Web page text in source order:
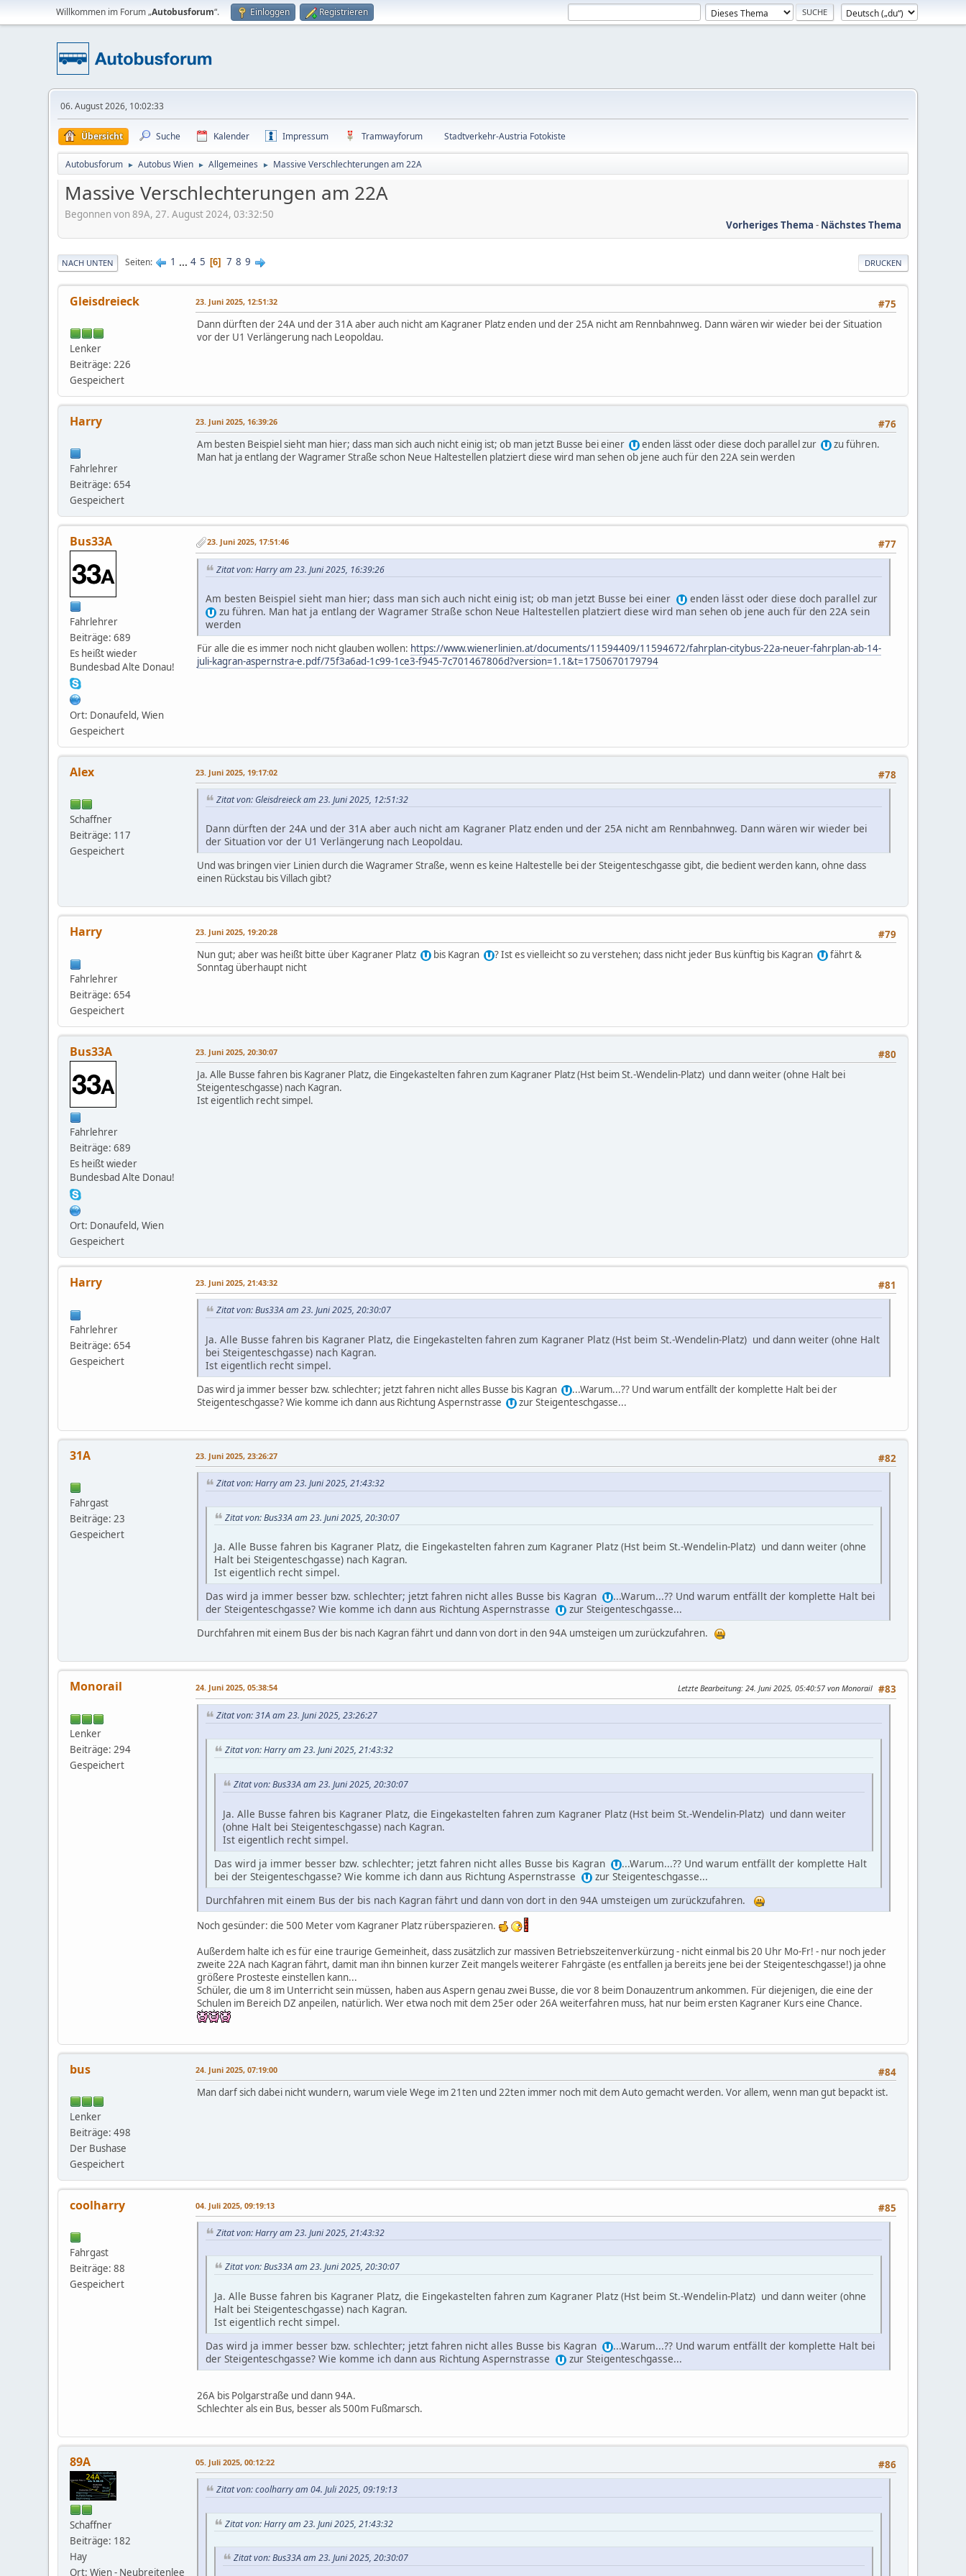
Willkommen im Forum „Autobusforum“. Einloggen Registrieren
06. August 2026, 10:02:33
Übersicht Suche Kalender Impressum Tramwayforum Stadtverkehr-Austria Fotokiste
Autobusforum ► Autobus Wien ► Allgemeines ► Massive Verschlechterungen am 22A
Massive Verschlechterungen am 22A
Begonnen von 89A, 27. August 2024, 03:32:50
Vorheriges Thema - Nächstes Thema
DRUCKEN
NACH UNTEN Seiten 1 ... 4 5 6 7 8 9
Gleisdreieck
Lenker
Beiträge: 226
Gespeichert
#75
23. Juni 2025, 12:51:32
Dann dürften der 24A und der 31A aber auch nicht am Kagraner Platz enden und der 25A nicht am Rennbahnweg. Dann wären wir wieder bei der Situation
vor der U1 Verlängerung nach Leopoldau.
Harry
Fahrlehrer
Beiträge: 654
Gespeichert
#76
23. Juni 2025, 16:39:26
Am besten Beispiel sieht man hier; dass man sich auch nicht einig ist; ob man jetzt Busse bei einer enden lässt oder diese doch parallel zur
zu führen.
Man hat ja entlang der Wagramer Straße schon Neue Haltestellen platziert diese wird man sehen ob jene auch für den 22A sein werden
Bus33A
Fahrlehrer
Beiträge: 689
Es heißt wieder
Bundesbad Alte Donau!
Ort: Donaufeld, Wien
Gespeichert
#77
23. Juni 2025, 17:51:46
Zitat von: Harry am 23. Juni 2025, 16:39:26
Am besten Beispiel sieht man hier; dass man sich auch nicht einig ist; ob man jetzt Busse bei einer
enden lässt oder diese doch parallel zur
zu führen. Man hat ja entlang der Wagramer Straße schon Neue Haltestellen platziert diese wird man sehen ob jene auch für den 22A sein
werden
Für alle die es immer noch nicht glauben wollen: https://www.wienerlinien.at/documents/11594409/11594672/fahrplan-citybus-22a-neuer-fahrplan-ab-14-
juli-kagran-aspernstra-e.pdf/75f3a6ad-1c99-1ce3-f945-7c701467806d?version=1.1&t=1750670179794
Alex
Schaffner
Beiträge: 117
Gespeichert
#78
23. Juni 2025, 19:17:02
Zitat von: Gleisdreieck am 23. Juni 2025, 12:51:32
Dann dürften der 24A und der 31A aber auch nicht am Kagraner Platz enden und der 25A nicht am Rennbahnweg. Dann wären wir wieder bei
der Situation vor der U1 Verlängerung nach Leopoldau.
Und was bringen vier Linien durch die Wagramer Straße, wenn es keine Haltestelle bei der Steigenteschgasse gibt, die bedient werden kann, ohne dass
einen Rückstau bis Villach gibt?
Harry
Fahrlehrer
Beiträge: 654
Gespeichert
#79
23. Juni 2025, 19:20:28
Nun gut; aber was heißt bitte über Kagraner Platz bis Kagran ? Ist es vielleicht so zu verstehen; dass nicht jeder Bus künftig bis Kagran
fährt &
Sonntag überhaupt nicht
Bus33A
Fahrlehrer
Beiträge: 689
Es heißt wieder
Bundesbad Alte Donau!
Ort: Donaufeld, Wien
Gespeichert
#80
23. Juni 2025, 20:30:07
Ja. Alle Busse fahren bis Kagraner Platz, die Eingekastelten fahren zum Kagraner Platz (Hst beim St.-Wendelin-Platz) und dann weiter (ohne Halt bei
Steigenteschgasse) nach Kagran.
Ist eigentlich recht simpel.
Harry
Fahrlehrer
Beiträge: 654
Gespeichert
#81
23. Juni 2025, 21:43:32
Zitat von: Bus33A am 23. Juni 2025, 20:30:07
Ja. Alle Busse fahren bis Kagraner Platz, die Eingekastelten fahren zum Kagraner Platz (Hst beim St.-Wendelin-Platz) und dann weiter (ohne Halt
bei Steigenteschgasse) nach Kagran.
Ist eigentlich recht simpel.
Das wird ja immer besser bzw. schlechter; jetzt fahren nicht alles Busse bis Kagran
...Warum...?? Und warum entfällt der komplette Halt bei der
Steigenteschgasse? Wie komme ich dann aus Richtung Aspernstrasse
zur Steigenteschgasse...
31A
Fahrgast
Beiträge: 23
Gespeichert
#82
23. Juni 2025, 23:26:27
Zitat von: Harry am 23. Juni 2025, 21:43:32
Zitat von: Bus33A am 23. Juni 2025, 20:30:07
Ja. Alle Busse fahren bis Kagraner Platz, die Eingekastelten fahren zum Kagraner Platz (Hst beim St.-Wendelin-Platz) und dann weiter (ohne
Halt bei Steigenteschgasse) nach Kagran.
Ist eigentlich recht simpel.
Das wird ja immer besser bzw. schlechter; jetzt fahren nicht alles Busse bis Kagran
...Warum...?? Und warum entfällt der komplette Halt bei
der Steigenteschgasse? Wie komme ich dann aus Richtung Aspernstrasse
zur Steigenteschgasse...
Durchfahren mit einem Bus der bis nach Kagran fährt und dann von dort in den 94A umsteigen um zurückzufahren.
Monorail
Lenker
Beiträge: 294
Gespeichert
#83
24. Juni 2025, 05:38:54 Letzte Bearbeitung: 24. Juni 2025, 05:40:57 von Monorail
Zitat von: 31A am 23. Juni 2025, 23:26:27
Zitat von: Harry am 23. Juni 2025, 21:43:32
Zitat von: Bus33A am 23. Juni 2025, 20:30:07
Ja. Alle Busse fahren bis Kagraner Platz, die Eingekastelten fahren zum Kagraner Platz (Hst beim St.-Wendelin-Platz) und dann weiter
(ohne Halt bei Steigenteschgasse) nach Kagran.
Ist eigentlich recht simpel.
Das wird ja immer besser bzw. schlechter; jetzt fahren nicht alles Busse bis Kagran
...Warum...?? Und warum entfällt der komplette Halt
bei der Steigenteschgasse? Wie komme ich dann aus Richtung Aspernstrasse
zur Steigenteschgasse...
Durchfahren mit einem Bus der bis nach Kagran fährt und dann von dort in den 94A umsteigen um zurückzufahren.
Noch gesünder: die 500 Meter vom Kagraner Platz rüberspazieren.
Außerdem halte ich es für eine traurige Gemeinheit, dass zusätzlich zur massiven Betriebszeitenverkürzung - nicht einmal bis 20 Uhr Mo-Fr! - nur noch jeder
zweite 22A nach Kagran fährt, damit man ihn binnen kurzer Zeit mangels weiterer Fahrgäste (es entfallen ja bereits jene bei der Steigenteschgasse!) ja ohne
größere Prosteste einstellen kann...
Schüler, die um 8 im Unterricht sein müssen, haben aus Aspern genau zwei Busse, die vor 8 beim Donauzentrum ankommen. Für diejenigen, die eine der
Schulen im Bereich DZ anpeilen, natürlich. Wer etwa noch mit dem 25er oder 26A weiterfahren muss, hat nur beim ersten Kagraner Kurs eine Chance.
bus
Lenker
Beiträge: 498
Der Bushase
Gespeichert
#84
24. Juni 2025, 07:19:00
Man darf sich dabei nicht wundern, warum viele Wege im 21ten und 22ten immer noch mit dem Auto gemacht werden. Vor allem, wenn man gut bepackt ist.
coolharry
Fahrgast
Beiträge: 88
Gespeichert
#85
04. Juli 2025, 09:19:13
Zitat von: Harry am 23. Juni 2025, 21:43:32
Zitat von: Bus33A am 23. Juni 2025, 20:30:07
Ja. Alle Busse fahren bis Kagraner Platz, die Eingekastelten fahren zum Kagraner Platz (Hst beim St.-Wendelin-Platz) und dann weiter (ohne
Halt bei Steigenteschgasse) nach Kagran.
Ist eigentlich recht simpel.
Das wird ja immer besser bzw. schlechter; jetzt fahren nicht alles Busse bis Kagran
...Warum...?? Und warum entfällt der komplette Halt bei
der Steigenteschgasse? Wie komme ich dann aus Richtung Aspernstrasse
zur Steigenteschgasse...
26A bis Polgarstraße und dann 94A.
Schlechter als ein Bus, besser als 500m Fußmarsch.
89A
Schaffner
Beiträge: 182
Hay
Ort: Wien - Neubreitenlee
#86
05. Juli 2025, 00:12:22
Zitat von: coolharry am 04. Juli 2025, 09:19:13
Zitat von: Harry am 23. Juni 2025, 21:43:32
Zitat von: Bus33A am 23. Juni 2025, 20:30:07